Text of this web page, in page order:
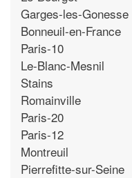
Garges-les-Gonesse
Bonneuil-en-France
Paris-10
Le-Blanc-Mesnil
Stains
Romainville
Paris-20
Paris-12
Montreuil
Pierrefitte-sur-Seine